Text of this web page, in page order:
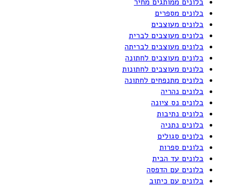
בלונים מספרים
בלונים מעוצבים
בלונים מעוצבים לברית
בלונים מעוצבים לבריתה
בלונים מעוצבים לחתונה
בלונים מעוצבים לחתונות
בלונים מתנפחים לחתונה
בלונים נהריה
בלונים נס ציונה
בלונים נתיבות
בלונים נתניה
בלונים סגולים
בלונים ספרות
בלונים עד הבית
בלונים עם הדפסה
בלונים עם כיתוב